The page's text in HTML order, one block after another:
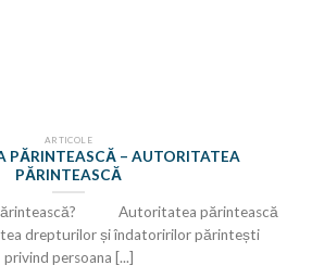
ARTICOLE
PĂRINTEASCĂ – AUTORITATEA
PĂRINTEASCĂ
Autoritatea părintească
drepturilor și îndatoririlor părintești
privind persoana [...]